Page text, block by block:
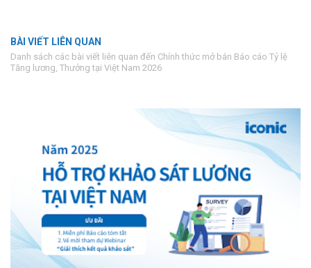
BÀI VIẾT LIÊN QUAN
Danh sách các bài viết liên quan đến Chính thức mở bán Báo cáo Tỷ lệ
Tăng lương, Thưởng tại Việt Nam 2026